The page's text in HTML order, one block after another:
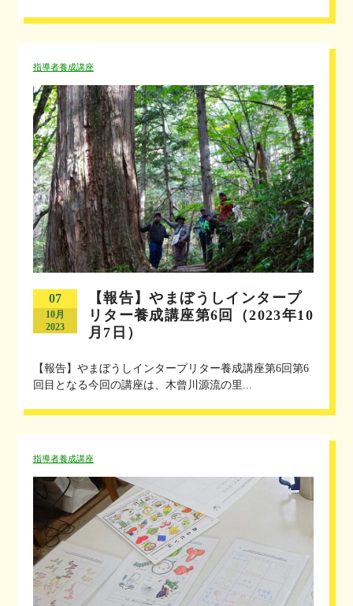
指導者養成講座
07
10月
2023
【報告】やまぼうしインタープ
リター養成講座第6回（2023年10
月7日）
【報告】やまぼうしインタープリター養成講座第6回第6
回目となる今回の講座は、木曾川源流の里...
指導者養成講座